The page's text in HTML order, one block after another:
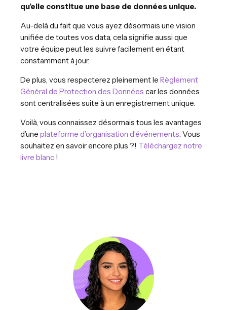
qu’elle constitue une base de données unique.
Au-delà du fait que vous ayez désormais une vision
unifiée de toutes vos data, cela signifie aussi que
votre équipe peut les suivre facilement en étant
constamment à jour.
De plus, vous respecterez pleinement le Règlement
Général de Protection des Données car les données
sont centralisées suite à un enregistrement unique.
Voilà, vous connaissez désormais tous les avantages
d’une plateforme d’organisation d’événements. Vous
souhaitez en savoir encore plus ?! Téléchargez notre
livre blanc !